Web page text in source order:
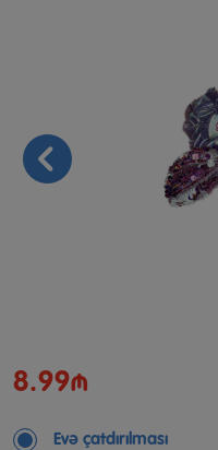
8.99₼
Evə çatdırılması